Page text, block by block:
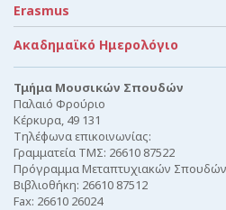
Erasmus
Ακαδημαϊκό Ημερολόγιο
Τμήμα Μουσικών Σπουδών
Παλαιό Φρούριο
Κέρκυρα, 49 131
Τηλέφωνα επικοινωνίας:
Γραμματεία ΤΜΣ: 26610 87522
Πρόγραμμα Μεταπτυχιακών
Βιβλιοθήκη: 26610 87512
Fax: 26610 26024